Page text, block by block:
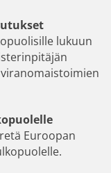
lukuun
Euroopan